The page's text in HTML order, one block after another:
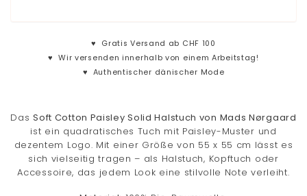
♥ Gratis Versand ab CHF 100
♥Wir versenden innerhalb von einem Arbeitstag!
♥ Authentischer dänischer Mode
DasSoft Cotton Paisley Solid Halstuch von Mads Nørgaard
ist ein quadratisches Tuch mit Paisley-Muster und
dezentem Logo. Mit einer Größe von 55 x 55 cm lässt es
sich vielseitig tragen – als Halstuch, Kopftuch oder
Accessoire, das jedem Look eine stilvolle Note verleiht.